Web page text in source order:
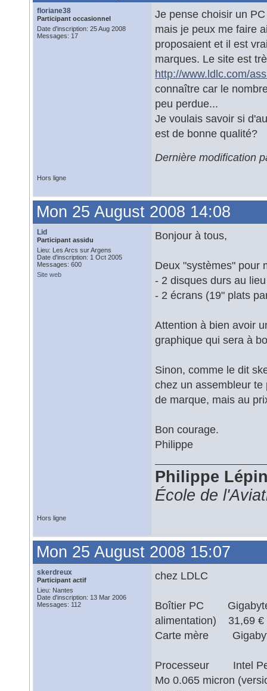
floriane38
Participant occasionnel
Date d'inscription: 25 Aug 2008
Messages: 17
Je pense choisir un
mais je peux me faire
proposaient et il est
marques. Le site est
http://www.ldlc.com/
connaître car le
peu perdue...
Je voulais savoir si
est de bonne qualité?
Dernière modification
Hors ligne
Mon 25 August 2008 14:08
Lid
Participant assidu
Lieu: Les Arcs sur Argens
Date d'inscription: 1 Oct 2005
Messages: 600
Site web
Bonjour à tous,
Deux "systèmes" pour
- 2 disques durs au
- 2 écrans (19" plats
Attention à bien avoir
graphique qui sera à
Sinon, comme le dit
chez un assembleur
de marque, mais au
Bon courage.
Philippe
Philippe
École de
Hors ligne
Mon 25 August 2008 15:07
skerdreux
Participant actif
Lieu: Nantes
Date d'inscription: 13 Mar 2006
Messages: 112
chez LDLC
Boîtier PC Gigabyte
alimentation)
Carte mère
Processeur Intel
Mo 0.065 micron